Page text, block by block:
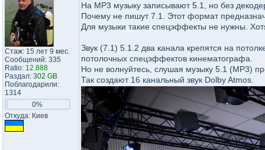
Стаж: 15 лет 9 мес.
Сообщений: 335
Ratio: 12.888
Раздал: 302 GB
Поблагодарили:
1314
0%
Откуда: Киев
На МР3 музыку записывают 5.1, но без
Почему не пишут 7.1. Этот формат
Для музыки такие спецэффекты не нужны.
Звук (7.1) 5.1.2 два канала крепятся на
потолочных спецэффектов кинематографа.
Но не волнуйтесь, слушая музыку 5.1 (МР3)
Так создают 16 канальный звук Dolby Atmos.